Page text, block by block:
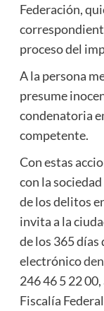
Federación,
proceso del
A la persona
presume
condenatoria
competente.
Con estas
con la
de los delitos
invita a la
de los 365 días
electrónico
246 46 5 22
Fiscalía